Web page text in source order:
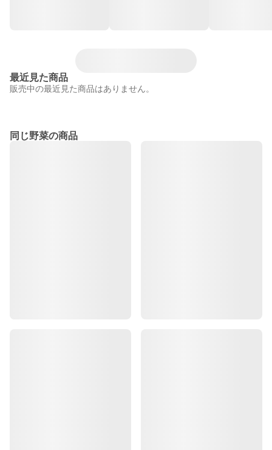
最近見た商品
販売中の最近見た商品はありません。
同じ野菜の商品